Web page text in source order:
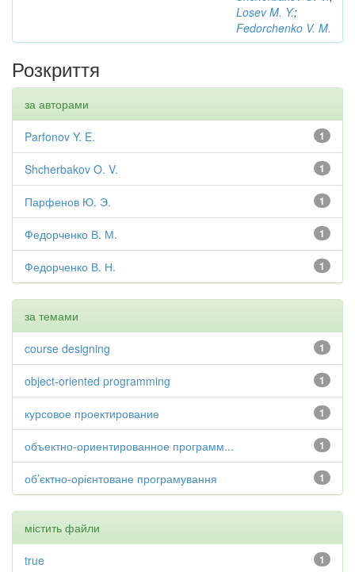
Losev M. Y.;
Fedorchenko V. M.
Розкриття
за авторами
1
Parfonov Y. E.
1
Shcherbakov O. V.
1
Парфенов Ю. Э.
1
Федорченко В. М.
1
Федорченко В. Н.
за темами
1
course designing
1
object-oriented programming
1
курсовое проектирование
1
объектно-ориентированное программ...
1
об’єктно-орієнтоване програмування
містить файли
1
true